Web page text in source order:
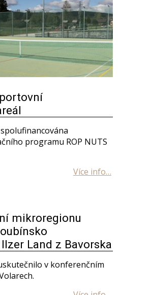
programu ROP NUTS
mikroregionu
Land z Bavorska
v konferenčním